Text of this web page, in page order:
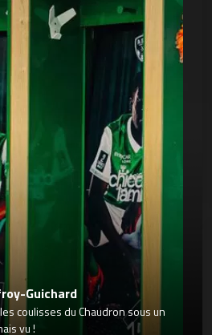
Guichard
coulisses du Chaudron sous un
vu !